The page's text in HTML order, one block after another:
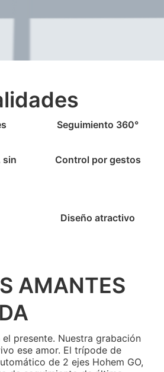
Seguimiento 360°
sin
Control por gestos
Diseño atractivo
AMANTES
presente. Nuestra grabación
ese amor. El trípode de
de 2 ejes Hohem GO,